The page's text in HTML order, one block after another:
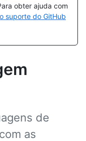
obter ajuda com
suporte do GitHub
de
as